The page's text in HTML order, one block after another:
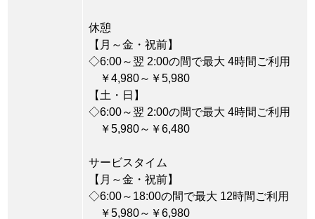
休憩
【月～金・祝前】
◇6:00～翌 2:00の間で最大 4時間ご利用
￥4,980～￥5,980
【土・日】
◇6:00～翌 2:00の間で最大 4時間ご利用
￥5,980～￥6,480
サービスタイム
【月～金・祝前】
◇6:00～18:00の間で最大 12時間ご利用
￥5,980～￥6,980